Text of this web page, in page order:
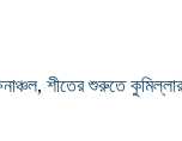
, শীতের শুরুতে